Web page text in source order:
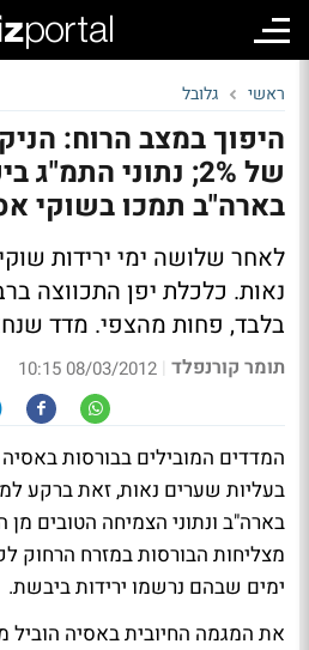
ראשי גלובל
היפוך במצב הרוח:
של 2%; נתוני
בארה"ב תמכו בשוקי
לאחר שלושה ימי ירידות
בלבד, פחות מהצפי. מדד שנחאי
תומר קורנפלד |
08/03/2012 10:15
המדדים המובילים בבורסות
בעליות שערים נאות, זאת ברקע
בארה"ב ונתוני הצמיחה הטובים מן
מצליחות הבורסות במזרח הרחוק
ימים שבהם נרשמו ירידות ביבשת.